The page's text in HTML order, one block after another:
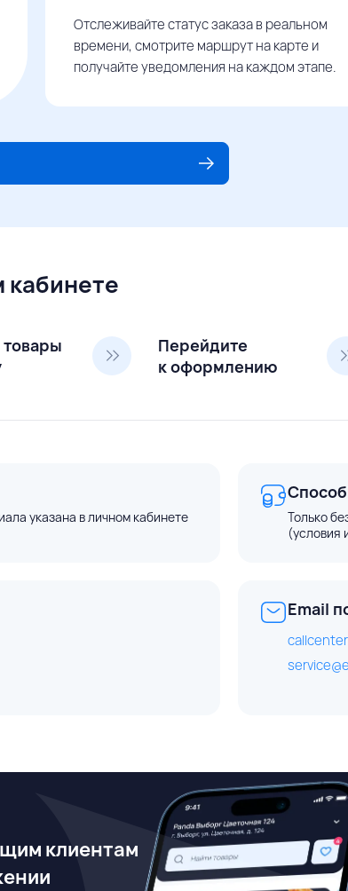
Отслеживайте статус заказа в реальном
времени, смотрите маршрут на карте и
получайте уведомления на каждом этапе.
кабинете
Перейдите
к оформлению
указана в личном кабинете
Только
(условия
Email
клиентам